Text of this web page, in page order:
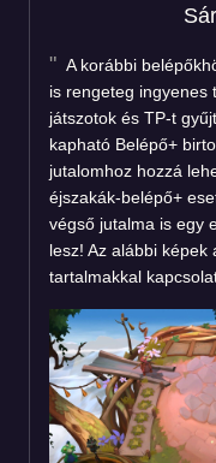
A korábbi
is rengeteg ingyenes
játszotok és TP-t
kapható Belépő+
jutalomhoz hozzá
éjszakák-belépő+
végső jutalma is egy
lesz! Az alábbi
tartalmakkal